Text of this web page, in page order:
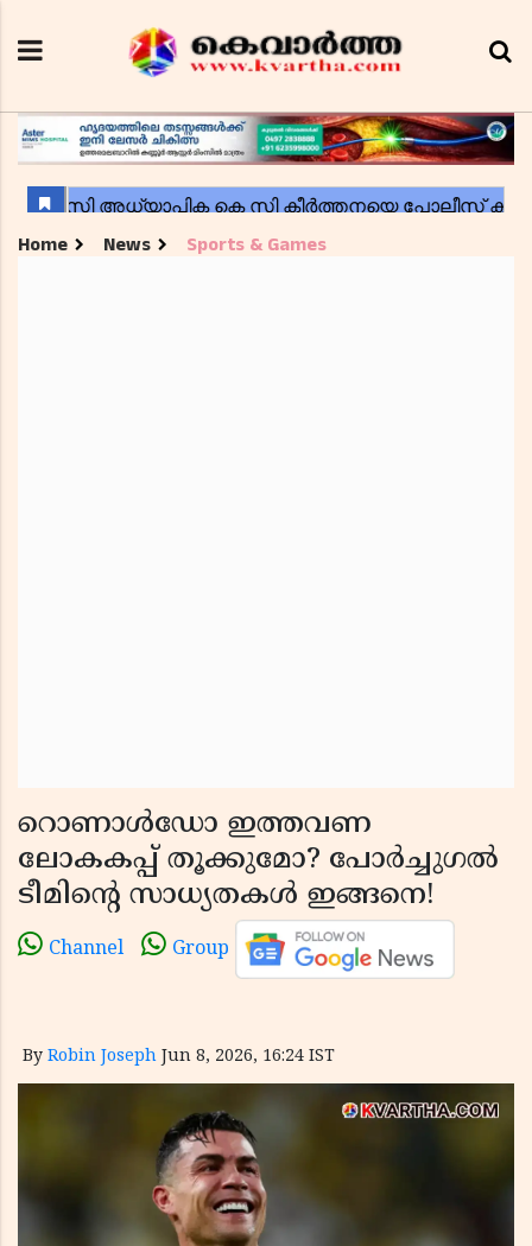
Home News Sports & Games
റൊണാൾഡോ ഇത്തവണ
ലോകകപ്പ് തൂക്കുമോ? പോർച്ചുഗൽ
ടീമിന്റെ സാധ്യതകൾ ഇങ്ങനെ!
Channel Group
By Robin Joseph Jun 8, 2026, 16:24 IST